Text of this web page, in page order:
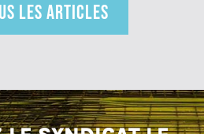
LES ARTICLES